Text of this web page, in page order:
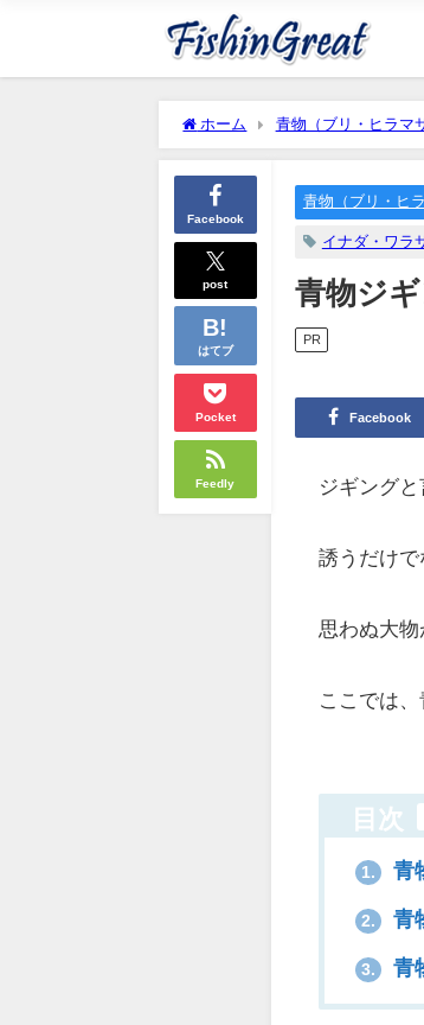
ホーム 青物（ブリ・ヒラマ
Facebook
post
はてブ
Pocket
Feedly
青物（ブリ・ヒ
イナダ・ワラ
青物ジ
PR
Facebook
ジギングと
誘うだけで
思わぬ大物
ここでは
目次
1. 青
2. 青
3. 青